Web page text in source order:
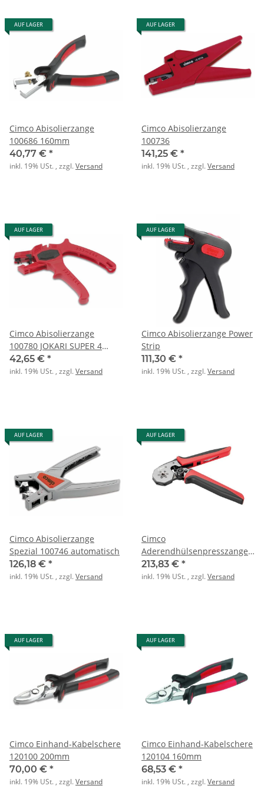
AUF LAGER
Cimco Abisolierzange
100686 160mm
40,77 € *
inkl. 19% USt. , zzgl.Versand
AUF LAGER
Cimco Abisolierzange
100736
141,25 € *
inkl. 19% USt. , zzgl.Versand
AUF LAGER
Cimco Abisolierzange
100780 JOKARI SUPER 4
PLUS
42,65 € *
inkl. 19% USt. , zzgl.Versand
AUF LAGER
Cimco Abisolierzange Power
Strip
111,30 € *
inkl. 19% USt. , zzgl.Versand
AUF LAGER
Cimco Abisolierzange
Spezial 100746 automatisch
126,18 € *
inkl. 19% USt. , zzgl.Versand
AUF LAGER
Cimco
Aderendhülsenpresszange
FLEXI-CRIMP 6 10qmm
213,83 € *
inkl. 19% USt. , zzgl.Versand
AUF LAGER
Cimco Einhand-Kabelschere
120100 200mm
70,00 € *
inkl. 19% USt. , zzgl.Versand
AUF LAGER
Cimco Einhand-Kabelschere
120104 160mm
68,53 € *
inkl. 19% USt. , zzgl.Versand